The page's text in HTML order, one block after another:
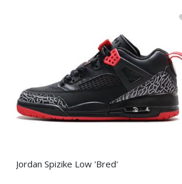
Jordan Spizike Low 'Bred'